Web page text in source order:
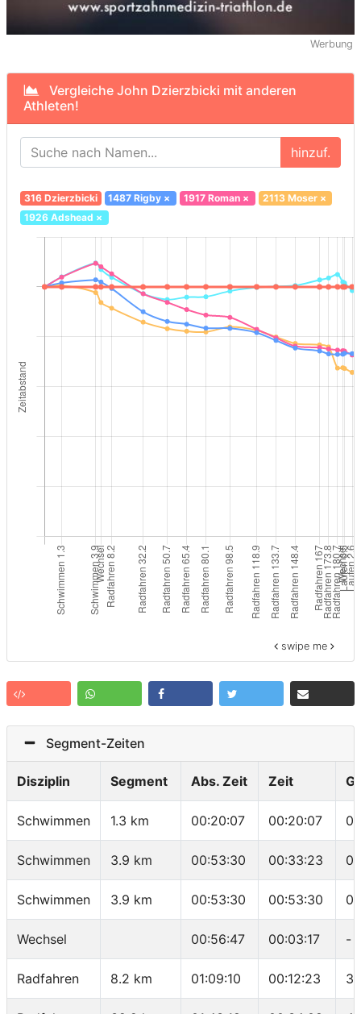
Werbung
Vergleiche John Dzierzbicki mit anderen
Athleten!
hinzuf.
316 Dzierzbicki 1487 Rigby × 1917 Roman× 2113 Moser×
1926 Adshead ×
swipe me
Segment-Zeiten
Disziplin Segment Abs. Zeit Zeit
Schwimmen 1.3 km 00:20:07 00:20:07
Schwimmen 3.9 km 00:53:30 00:33:23
Schwimmen 3.9 km 00:53:30 00:53:30
Wechsel 00:56:47 00:03:17 -
Radfahren 8.2 km 01:09:10 00:12:23